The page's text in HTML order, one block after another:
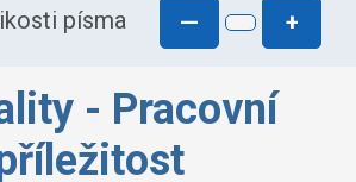
písma — +
- Pracovní